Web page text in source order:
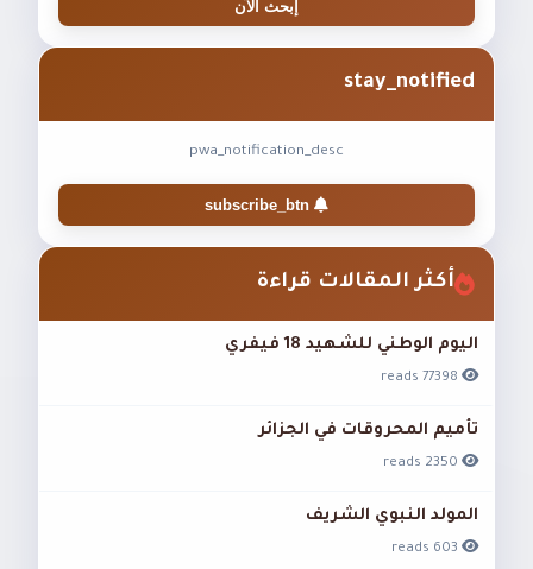
إبحث الآن
stay_notified
pwa_notification_desc
أكثر المقالات قراءة
اليوم الوطني للشهيد 18 فيفري
تأميم المحروقات في الجزائر
المولد النبوي الشريف